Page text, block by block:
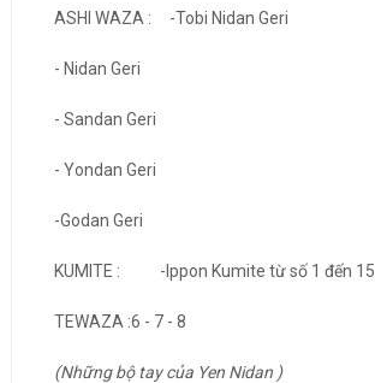
ASHI WAZA : -Tobi Nidan Geri
- Nidan Geri
- Sandan Geri
- Yondan Geri
-Godan Geri
KUMITE : -Ippon Kumite từ số 1 đến 15
TEWAZA :6 - 7 - 8
(Những bộ tay của Yen Nidan )